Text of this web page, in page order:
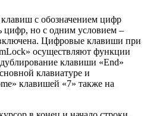
с обозначением цифр
цифр, но с одним условием –
Цифровые клавиши при
осуществляют функции
клавиши «End»
клавиатуре и
клавишей «7» также на